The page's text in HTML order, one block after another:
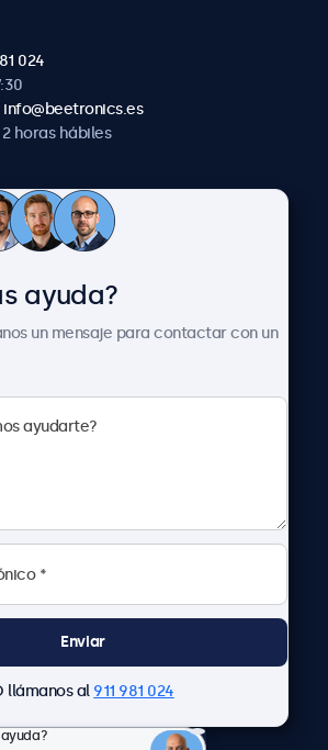
024
horas hábiles
Sobre Beetronics
Trabaja con nosotros
Términos y Condiciones
ayuda?
un mensaje para contactar con un
Enviar
llámanos al 911 981 024